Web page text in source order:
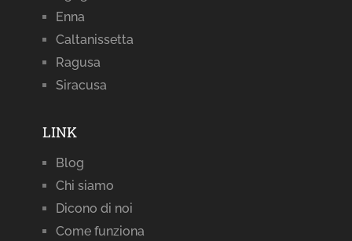
Enna
Caltanissetta
Ragusa
Siracusa
LINK
Blog
Chi siamo
Dicono di noi
Come funziona